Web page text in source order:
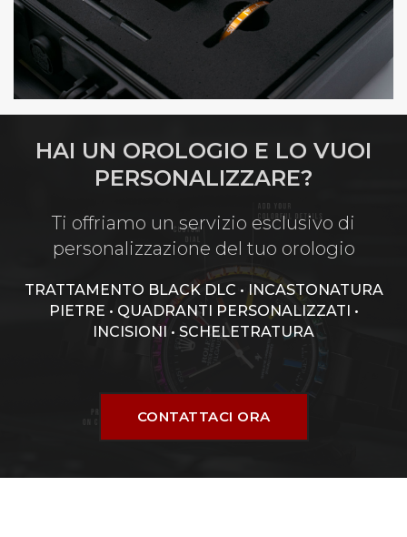
HAI UN OROLOGIO E LO VUOI
PERSONALIZZARE?
Ti offriamo un servizio esclusivo di
personalizzazione del tuo orologio
TRATTAMENTO BLACK DLC • INCASTONATURA
PIETRE • QUADRANTI PERSONALIZZATI •
INCISIONI • SCHELETRATURA
CONTATTACI ORA